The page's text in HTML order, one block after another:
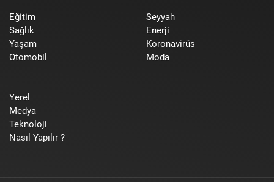
Eğitim
Sağlık
Yaşam
Otomobil
Seyyah
Enerji
Koronavirüs
Moda
Yerel
Medya
Teknoloji
Nasıl Yapılır ?